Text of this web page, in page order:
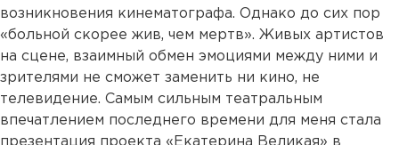
возникновения кинематографа. Однако до сих пор
«больной скорее жив, чем мертв». Живых артистов
на сцене, взаимный обмен эмоциями между ними и
зрителями не сможет заменить ни кино, не
телевидение. Самым сильным театральным
впечатлением последнего времени для меня стала
презентация проекта «Екатерина Великая» в